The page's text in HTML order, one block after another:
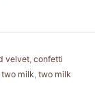
velvet confetti
two milk two milk